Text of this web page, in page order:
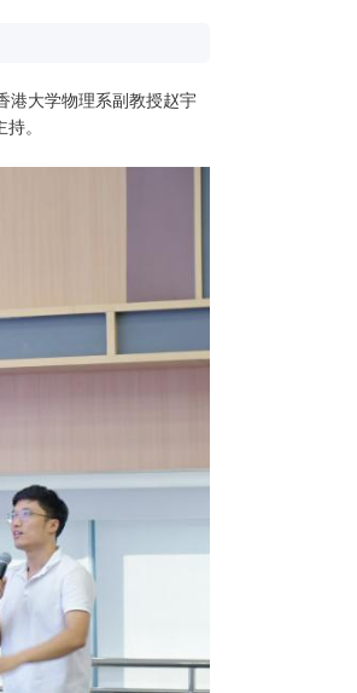
港大学物理系副教授赵宇
。